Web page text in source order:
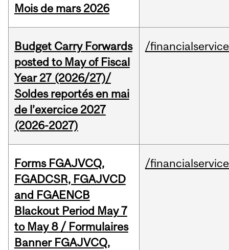
Mois de mars 2026
Budget Carry Forwards
posted to May of Fiscal
Year 27 (2026/27)/
Soldes reportés en mai
de l’exercice 2027
(2026-2027)
/
Forms FGAJVCQ,
FGADCSR, FGAJVCD
and FGAENCB
Blackout Period May 7
to May 8 / Formulaires
Banner FGAJVCQ,
/